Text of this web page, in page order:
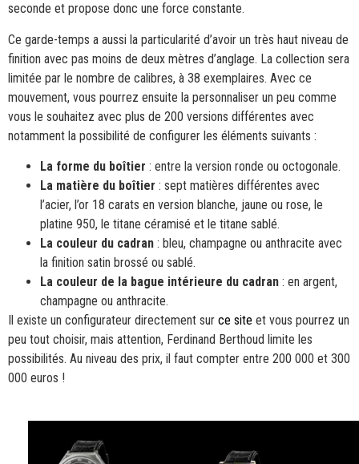
seconde et propose donc une force constante.
Ce garde-temps a aussi la particularité d’avoir un très haut niveau de
finition avec pas moins de deux mètres d’anglage. La collection sera
limitée par le nombre de calibres, à 38 exemplaires. Avec ce
mouvement, vous pourrez ensuite la personnaliser un peu comme
vous le souhaitez avec plus de 200 versions différentes avec
notamment la possibilité de configurer les éléments suivants :
La forme du boîtier : entre la version ronde ou octogonale.
La matière du boîtier : sept matières différentes avec
l’acier, l’or 18 carats en version blanche, jaune ou rose, le
platine 950, le titane céramisé et le titane sablé.
La couleur du cadran : bleu, champagne ou anthracite avec
la finition satin brossé ou sablé.
La couleur de la bague intérieure du cadran : en argent,
champagne ou anthracite.
Il existe un configurateur directement sur ce site et vous pourrez un
peu tout choisir, mais attention, Ferdinand Berthoud limite les
possibilités. Au niveau des prix, il faut compter entre 200 000 et 300
000 euros !